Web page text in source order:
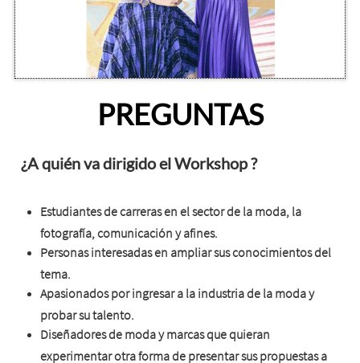
PREGUNTAS
¿A quién va dirigido el Workshop ?
Estudiantes de carreras en el sector de la moda, la
fotografía, comunicación y afines.
Personas interesadas en ampliar sus conocimientos del
tema.
Apasionados por ingresar a la industria de la moda y
probar su talento.
Diseñadores de moda y marcas que quieran
experimentar otra forma de presentar sus propuestas a